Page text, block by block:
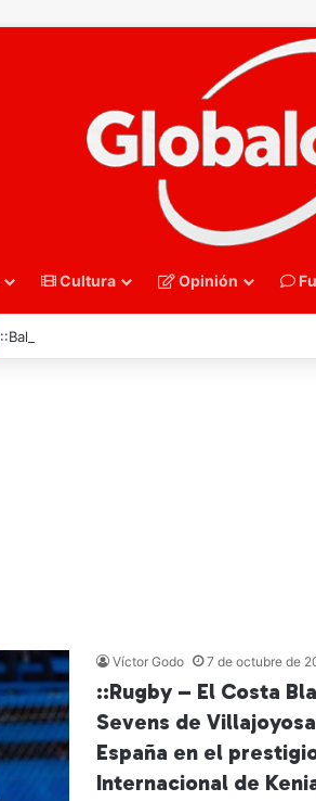
Cultura Opinión
::Baloncesto – Eurobasket U16. España
Víctor Godo 7 de octubre de
::Rugby – El Costa
Sevens de
España en el
Internacional de